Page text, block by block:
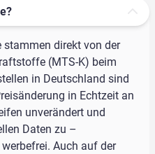
stammen direkt von der
(MTS-K) beim
in Deutschland sind
in Echtzeit an
unverändert und
Daten zu –
Auch auf der